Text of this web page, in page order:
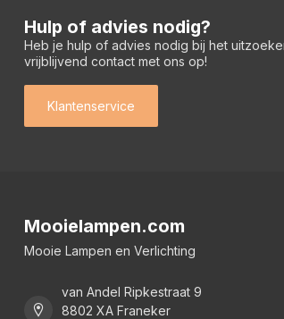
Hulp of advies nodig?
Heb je hulp of advies nodig bij het
vrijblijvend contact met ons op!
Klantenservice
Mooielampen.com
Mooie Lampen en Verlichting
van Andel Ripkestraat 9
8802 XA Franeker